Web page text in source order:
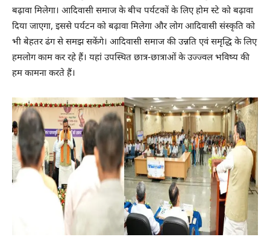
बढ़ावा मिलेगा। आदिवासी समाज के बीच पर्यटकों के लिए होम स्टे को बढ़ावा
दिया जाएगा, इससे पर्यटन को बढ़ावा मिलेगा और लोग आदिवासी संस्कृति को
भी बेहतर ढंग से समझ सकेंगे। आदिवासी समाज की उन्नति एवं समृद्धि के लिए
हमलोग काम कर रहे हैं। यहां उपस्थित छात्र-छात्राओं के उज्ज्वल भविष्य की
हम कामना करते हैं।